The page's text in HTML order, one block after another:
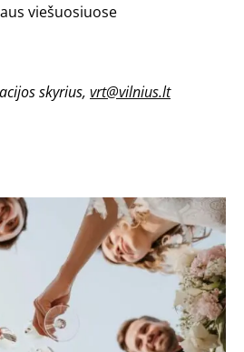
viešuosiuose
skyrius, vrt@vilnius.lt